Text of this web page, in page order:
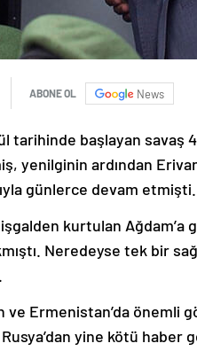
ABONE OL News
tarihinde başlayan savaş
yenilginin ardından
günlerce devam etmişti.
işgalden kurtulan
Neredeyse tek bir
Ermenistan’da önemli
yine kötü haber